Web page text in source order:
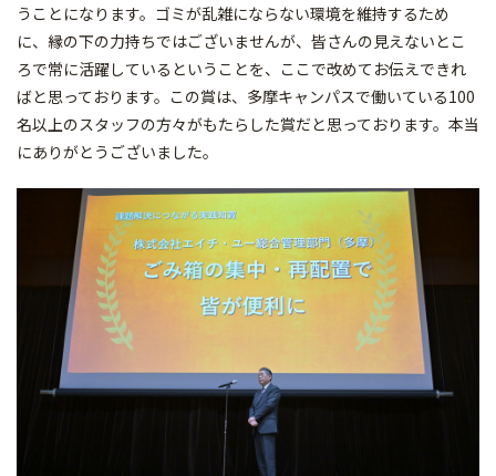
うことになります。ゴミが乱雑にならない環境を維持するため
に、縁の下の力持ちではございませんが、皆さんの見えないとこ
ろで常に活躍しているということを、ここで改めてお伝えできれ
ばと思っております。この賞は、多摩キャンパスで働いている100
名以上のスタッフの方々がもたらした賞だと思っております。本当
にありがとうございました。